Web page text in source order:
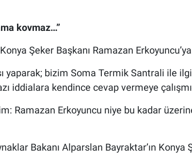
kovmaz…”
Şeker Başkanı Ramazan
yaparak; bizim Soma Termik Santrali ile
iddialara kendince cevap vermeye
Ramazan Erkoyuncu niye bu kadar
Bakanı Alparslan Bayraktar’ın Konya